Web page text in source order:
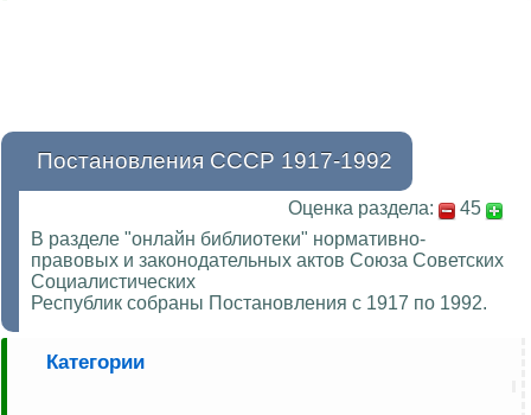
Постановления СССР 1917-1992
Оценка раздела:
45
В разделе "онлайн библиотеки" нормативно-
правовых и законодательных актов Союза Советских
Социалистических
Республик собраны Постановления с 1917 по 1992.
Категории